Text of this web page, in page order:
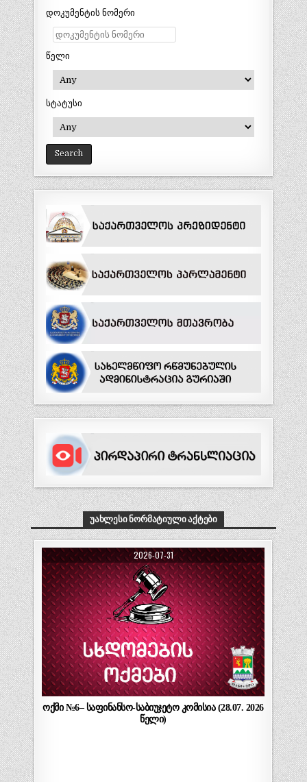
დოკუმენტის ნომერი
წელი
სტატუსი
ᲣᲐᲮᲚᲔᲡᲘ ᲜᲝᲠᲛᲐᲢᲘᲣᲚᲘ ᲐᲥᲢᲔᲑᲘ
2026-07-31
ოქმი №6– საფინანსო-საბიუჯეტო კომისია (28.07. 2026
წელი)